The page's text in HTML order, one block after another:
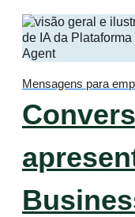
Mensagens para